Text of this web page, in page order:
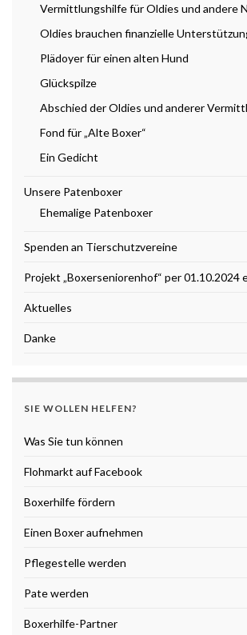
Vermittlungshilfe für Oldies und andere
Oldies brauchen finanzielle
Plädoyer für einen alten Hund
Glückspilze
Abschied der Oldies und anderer
Fond für „Alte Boxer“
Ein Gedicht
Unsere Patenboxer
Ehemalige Patenboxer
Spenden an Tierschutzvereine
Projekt „Boxerseniorenhof“ per 01.10.2024
Aktuelles
Danke
SIE WOLLEN HELFEN?
Was Sie tun können
Flohmarkt auf Facebook
Boxerhilfe fördern
Einen Boxer aufnehmen
Pflegestelle werden
Pate werden
Boxerhilfe-Partner